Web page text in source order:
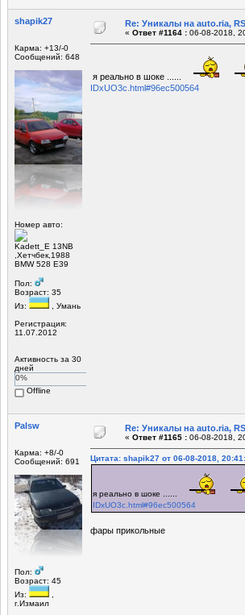
shapik27
Карма: +13/-0
Сообщений: 648
Номер авто:
Kadett_E 13NB
,Хетчбек,1988
BMW 528 E39
Пол:
Возраст: 35
Из:
, Умань
Регистрация:
11.07.2012
Активность за 30
дней
0%
Offline
Re: Уникалы на auto.ria,
« Ответ #1164 : 06-08-2018,
я реально в шоке ......
IDxUO3c.html#96ec500564
Palsw
Карма: +8/-0
Сообщений: 691
Пол:
Возраст: 45
Из:
г.Измаил
Re: Уникалы на auto.ria,
« Ответ #1165 : 06-08-2018,
Цитата: shapik27 от 06-08-2018,
я реально в шоке ......
IDxUO3c.html#96ec500564
фары прикольные